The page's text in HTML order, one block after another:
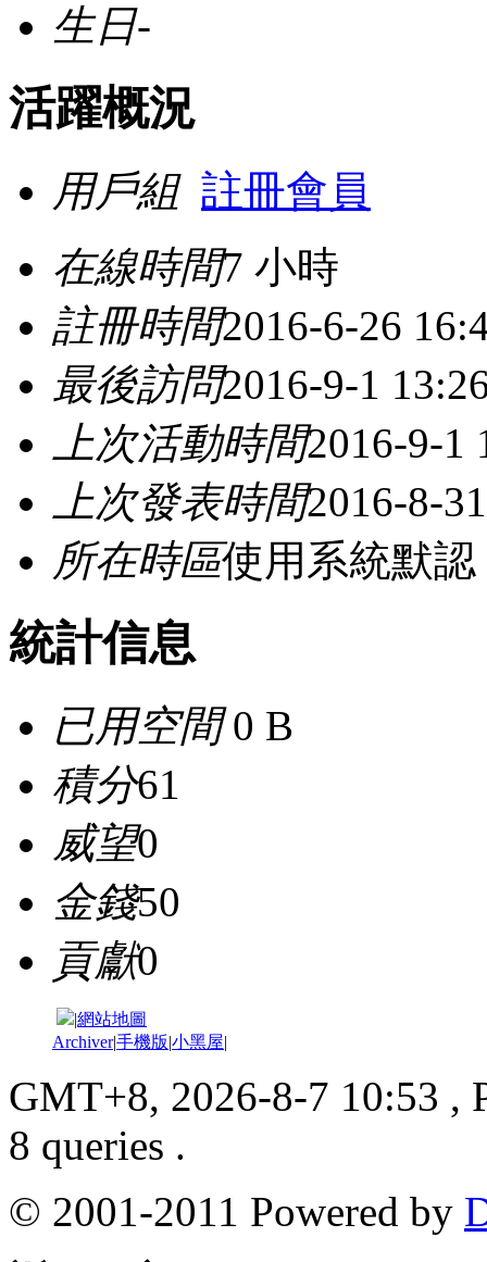
生日-
活躍概況
用戶組 註冊會員
在線時間7 小時
註冊時間2016-6-26
最後訪問2016-9-1
上次活動時間2016-9-1
上次發表時間2016-8-
所在時區使用系統默認
統計信息
已用空間0 B
積分61
威望0
金錢50
貢獻0
|網站地圖
Archiver|手機版|小黑屋|
GMT+8, 2026-8-7 10:53 ,
8 queries .
© 2001-2011 Powered by